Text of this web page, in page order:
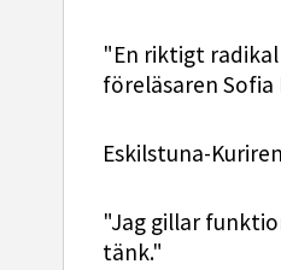
"En riktigt
föreläsaren
Eskilstuna-
"Jag gillar
tänk."